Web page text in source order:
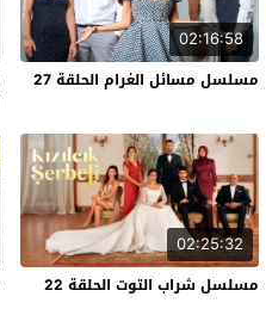
02:16:58
مسلسل مسائل الغرام الحلقة 27
02:25:32
مسلسل شراب التوت الحلقة 22